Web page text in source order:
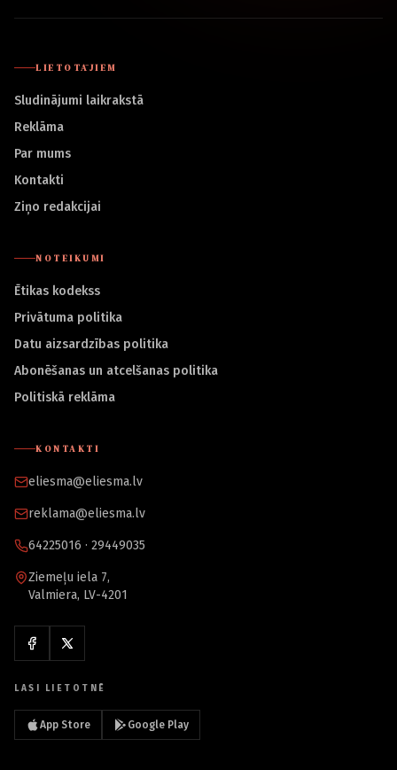
LIETOTĀJIEM
Sludinājumi laikrakstā
Reklāma
Par mums
Kontakti
Ziņo redakcijai
NOTEIKUMI
Ētikas kodekss
Privātuma politika
Datu aizsardzības politika
Abonēšanas un atcelšanas politika
Politiskā reklāma
KONTAKTI
eliesma@eliesma.lv
reklama@eliesma.lv
64225016 · 29449035
Ziemeļu iela 7,
Valmiera, LV-4201
LASI LIETOTNĒ
App Store Google Play